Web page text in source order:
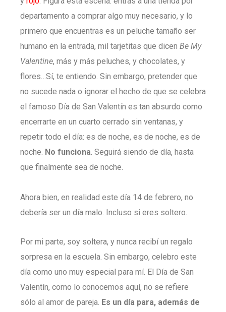
departamento a comprar algo muy necesario, y lo
primero que encuentras es un peluche tamaño ser
humano en la entrada, mil tarjetitas que dicen Be My
Valentine, más y más peluches, y chocolates, y
flores…Sí, te entiendo. Sin embargo, pretender que
no sucede nada o ignorar el hecho de que se celebra
el famoso Día de San Valentín es tan absurdo como
encerrarte en un cuarto cerrado sin ventanas, y
repetir todo el día: es de noche, es de noche, es de
noche. No funciona. Seguirá siendo de día, hasta
que finalmente sea de noche.
Ahora bien, en realidad este día 14 de febrero, no
debería ser un día malo. Incluso si eres soltero.
Por mi parte, soy soltera, y nunca recibí un regalo
sorpresa en la escuela. Sin embargo, celebro este
día como uno muy especial para mí. El Día de San
Valentín, como lo conocemos aquí, no se refiere
sólo al amor de pareja. Es un día para, además de